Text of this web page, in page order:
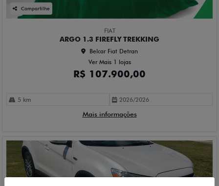
Compartilhe
FIAT
ARGO 1.3 FIREFLY TREKKING
Belcar Fiat Detran
Ver Mais 1 lojas
R$ 107.900,00
5 km 2026/2026
Mais informações